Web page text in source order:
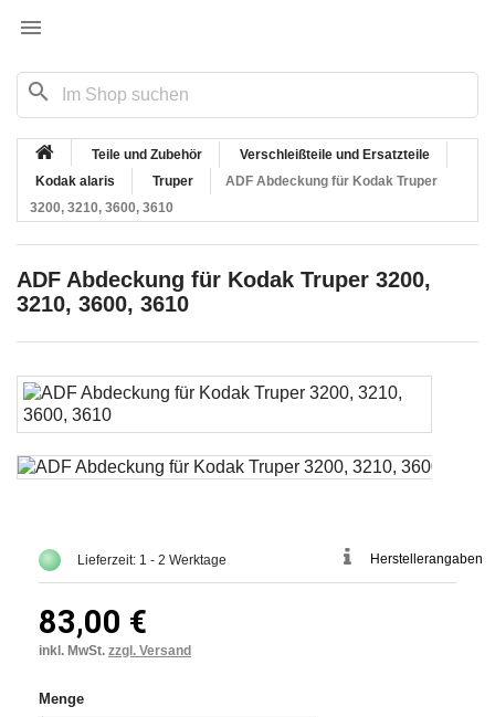

search
Teile und Zubehör
Verschleißteile und Ersatzteile
Kodak alaris
Truper
ADF Abdeckung für Kodak Truper
3200, 3210, 3600, 3610
ADF Abdeckung für Kodak Truper 3200,
3210, 3600, 3610
Lieferzeit: 1 - 2 Werktage Herstellerangaben
83,00 €
inkl. MwSt. zzgl. Versand
Menge